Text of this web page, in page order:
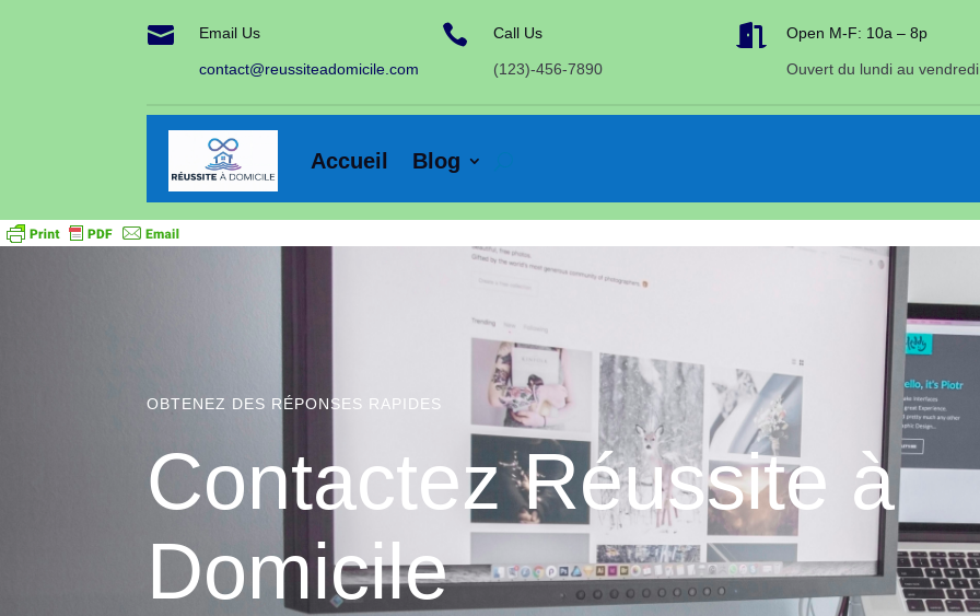
 Email Us
contact@reussiteadomicile.com
 Call Us
(123)-456-7890
 Open M-F: 10a – 8p
Ouvert du lundi au vendredi
Accueil Blog
OBTENEZ DES RÉPONSES RAPIDES
Contactez Réussite à
Domicile